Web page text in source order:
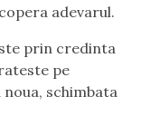
adevarul.
prin credinta
pe
schimbata